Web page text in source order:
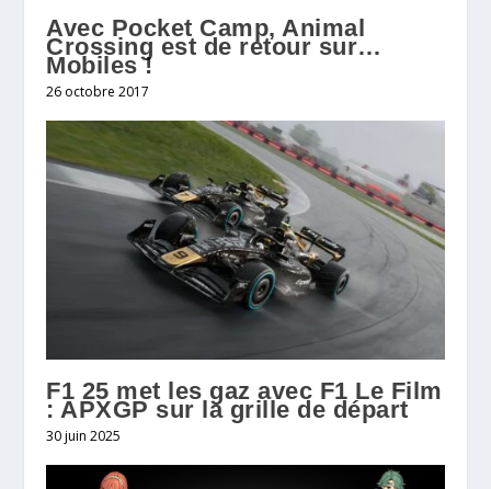
Avec Pocket Camp, Animal
Crossing est de retour sur…
Mobiles !
26 octobre 2017
F1 25 met les gaz avec F1 Le Film
: APXGP sur la grille de départ
30 juin 2025